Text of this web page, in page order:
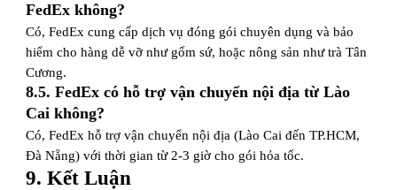
FedEx không?
Có, FedEx cung cấp dịch vụ đóng gói chuyên dụng và bảo
hiểm cho hàng dễ vỡ như gốm sứ, hoặc nông sản như trà Tân
Cương.
8.5. FedEx có hỗ trợ vận chuyển nội địa từ Lào
Cai không?
Có, FedEx hỗ trợ vận chuyển nội địa (Lào Cai đến TP.HCM,
Đà Nẵng) với thời gian từ 2-3 giờ cho gói hỏa tốc.
9. Kết Luận